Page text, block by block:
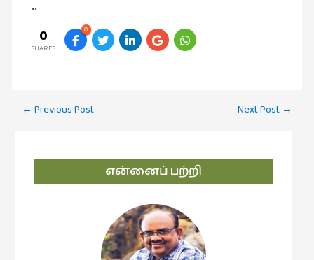
••
0
SHARES
0
Post
← Previous Post Next Post →
என்னைப் பற்றி